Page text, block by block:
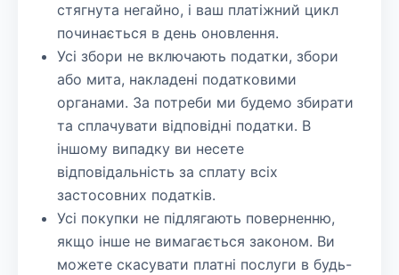
стягнута негайно, і ваш платіжний цикл
починається в день оновлення.
Усі збори не включають податки, збори
або мита, накладені податковими
органами. За потреби ми будемо збирати
та сплачувати відповідні податки. В
іншому випадку ви несете
відповідальність за сплату всіх
застосовних податків.
Усі покупки не підлягають поверненню,
якщо інше не вимагається законом. Ви
можете скасувати платні послуги в будь-